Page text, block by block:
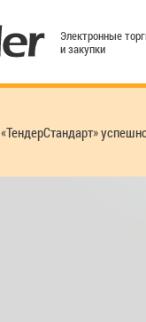
Электронные
и закупки